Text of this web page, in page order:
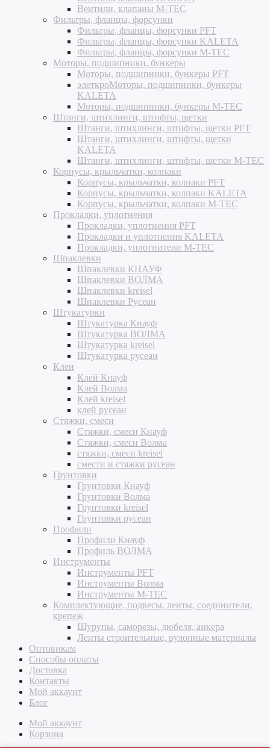
Вентили, клапаны M-TEC
Фильтры, фланцы, форсунки
Фильтры, фланцы, форсунки PFT
Фильтры, фланцы, форсунки KALETA
Фильтры, фланцы, форсунки M-TEC
Моторы, подшипники, бункеры
Моторы, подшипники, бункеры PFT
элеткроМоторы, подшипники, бункеры
KALETA
Моторы, подшипники, бункеры M-TEC
Штанги, штихлинги, штифты, щетки
Штанги, штихлинги, штифты, щетки PFT
Штанги, штихлинги, штифты, щетки
KALETA
Штанги, штихлинги, штифты, щетки M-TEC
Корпусы, крыльчатки, колпаки
Корпусы, крыльчатки, колпаки PFT
Корпусы, крыльчатки, колпаки KALETA
Корпусы, крыльчатки, колпаки M-TEC
Прокладки, уплотнения
Прокладки, уплотнения PFT
Прокладки и уплотнения KALETA
Прокладки, уплотнители M-TEC
Шпаклевки
Шпаклевки КНАУФ
Шпаклевки ВОЛМА
Шпаклевки kreisel
Шпаклевки Русеан
Штукатурки
Штукатурка Кнауф
Штукатурка ВОЛМА
Штукатурка kreisel
Штукатурка русеан
Клеи
Клей Кнауф
Клей Волма
Клей kreisel
клей русеан
Стяжки, смеси
Стяжки, смеси Кнауф
Стяжки, смеси Волма
стяжки, смеси kreisel
смести и стяжки русеан
Грунтовки
Грунтовки Кнауф
Грунтовки Волма
Грунтовки kreisel
Грунтовки русеан
Профили
Профили Кнауф
Профиль ВОЛМА
Инструменты
Инструменты PFT
Инструменты Волма
Инструменты M-TEC
Комплектующие, подвесы, ленты, соединители,
крепеж
Шурупы, саморезы, дюбеля, анкера
Ленты строительные, рулонные материалы
Оптовикам
Способы оплаты
Доставка
Контакты
Мой аккаунт
Блог
Мой аккаунт
Корзина